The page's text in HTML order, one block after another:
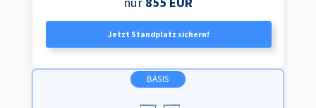
Jetzt Standplatz sichern!
BASIS